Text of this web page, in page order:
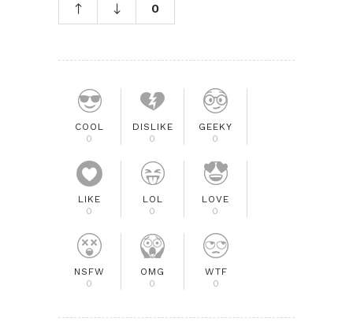
0
COOL
0
DISLIKE
0
GEEKY
0
LIKE
0
LOL
0
LOVE
0
NSFW
0
OMG
0
WTF
0